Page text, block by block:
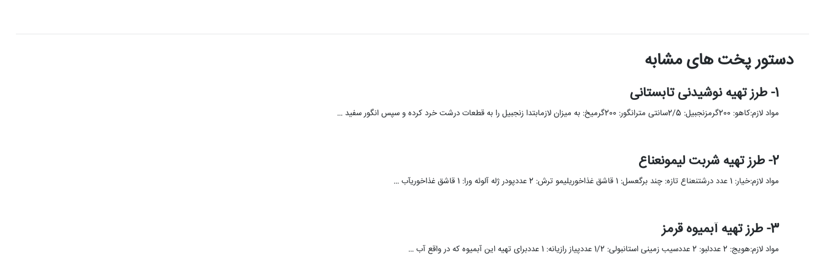
دستور پخت های مشابه
1- طرز تهیه نوشیدنی تابستانی
مواد لازم:کاهو: 200گرمزنجبیل: 2/5سانتی مترانگور: 200گرمیخ: به میزان لازمابتدا زنجبیل را به قطعات درشت خرد کرده و سپس انگور سفید …
2- طرز تهیه شربت لیمونعناع
مواد لازم:خیار: 1 عدد درشتنعناع تازه: چند برگعسل: 1 قاشق غذاخوریلیمو ترش: 2 عددپودر ژله آلوئه ورا: 1 قاشق غذاخوریآب …
3- طرز تهیه آبمیوه قرمز
مواد لازم:هویج: 2 عددلبو: 2 عددسیب زمینی استانبولی: 1/2 عددپیاز رازیانه: 1 عددبرای تهیه این آبمیوه که در واقع آب …